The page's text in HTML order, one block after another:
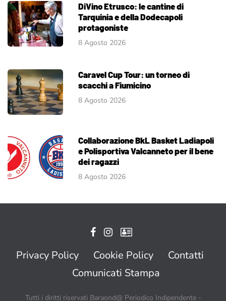
DiVino Etrusco: le cantine di
Tarquinia e della Dodecapoli
protagoniste
8 Agosto 2026
Caravel Cup Tour: un torneo di
scacchi a Fiumicino
8 Agosto 2026
Collaborazione BkL Basket Ladiapoli
e Polisportiva Valcanneto per il bene
dei ragazzi
8 Agosto 2026
Privacy Policy Cookie Policy
Contatti
Comunicati Stampa
Tutti i diritti riservati Baraond@ Periodico Indipendente -